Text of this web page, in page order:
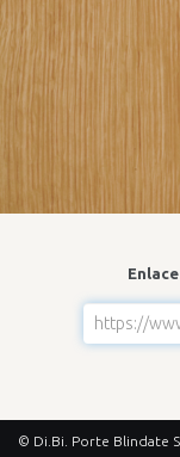
© Di.Bi. Porte Blindate